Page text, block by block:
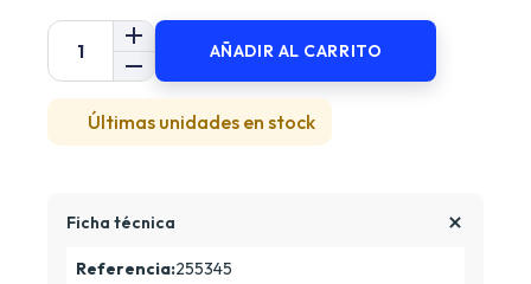
AÑADIR AL CARRITO
Últimas unidades en stock
Ficha técnica
Referencia:255345